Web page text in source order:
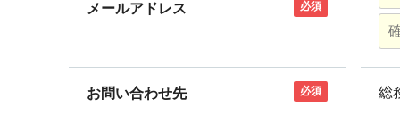
メールアドレス 必須
お問い合わせ先 必須 総